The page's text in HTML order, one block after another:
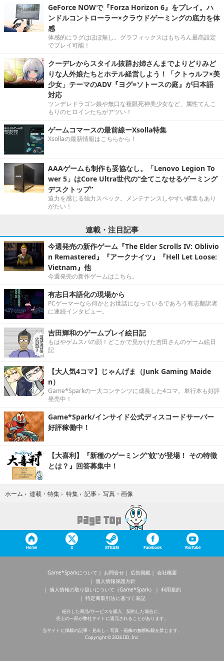
GeForce NOWで『Forza Horizon 6』をプレイ。ハ
ンドルコントローラー×クラウドゲーミングの底力を体
感
体感的にラグはほぼ無し。グラフィックスはもちろん最高設定
でプレイ可能！
クーデレからスタイル抜群お姉さんまでよりどりみど
りな人外娘たちとホテル経営しよう！「クトゥルフ×美
少女」テーマのADV『ヨグ=ソトースの庭』が日本語
対応
ツンデレドラゴン娘や無口な複眼死神美少女など、属性てんこ
もりのヒロインたちがアツい！
ゲームコマースの最前線ーXsolla特集
Xsollaの最新情報はこちらから！
AAAゲームも制作も妥協なし。「Lenovo Legion To
wer 5」はCore Ultra世代の“全てこなせるゲーミング
デスクトップ”
迫力を感じる強力スペック。メンテナンスしやすい構造もあり
がたい！
連載・注目記事
今週発売の新作ゲーム『The Elder Scrolls IV: Oblivio
n Remastered』『アークナイツ』『Hell Let Loose:
Vietnam』他
今週発売の新作ゲームはこちら。
有志日本語化の現場から
PCゲーマーなら何かとお世話になっているであろう有志翻訳者
に連続インタビュー。
吉田輝和のゲームプレイ絵日記
もはやゲムスパの顔！どこかで見かけた吉田さんのゲーム絵日
記
【大人気4コマ】じゃんげま（Junk Gaming Maide
n）
Game*Sparkの一大コンテンツに成長した4コマ。単行本も好評
発売中！
Game*Spark/インサイド公式ディスコードサーバー
好評稼働中！
【大喜利】『新種のゲーミング“蚊”が登場！ その特徴
とは？』回答募集中！
ホーム › 連載・特集 › 特集 › 記事 › 写真・画像
Home X STEAM Facebook YouTube
Game*Sparkについて お問合せ 広告掲載
会社概要
個人情報保護方針
個人情報の取り扱いについて（Game*Spark）
利用規約
特定商取引法に基づく表記
紹介した商品/サービスを購入、契約した場合に、
売上の一部が弊社サイトに還元されることがあります。
当サイトに掲載の記事・見出し・写真・画像の無断転載を禁じます。
Copyright © 2026 IID, Inc.